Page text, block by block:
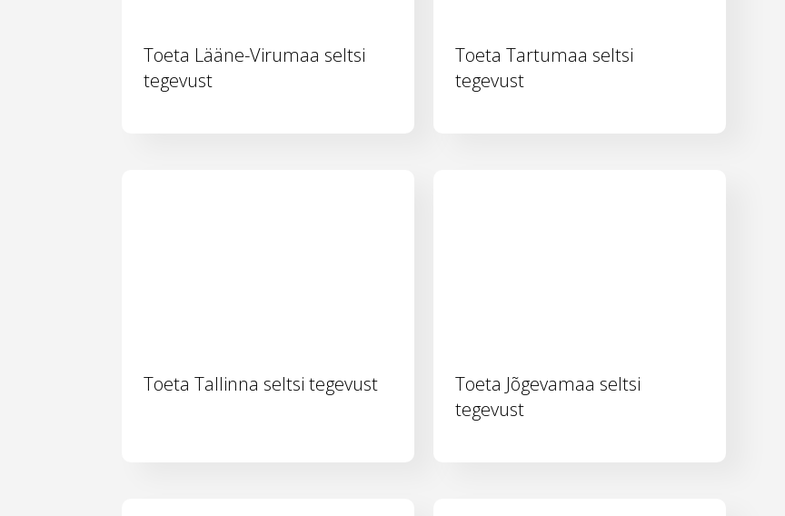
Toeta Lääne-Virumaa seltsi
tegevust
Toeta Tartumaa seltsi
tegevust
Toeta Tallinna seltsi tegevust
Toeta Jõgevamaa seltsi
tegevust